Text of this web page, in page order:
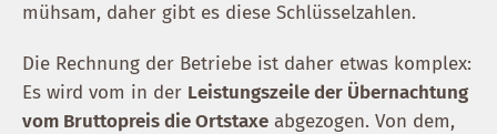
mühsam, daher gibt es diese Schlüsselzahlen.
Die Rechnung der Betriebe ist daher etwas komplex:
Es wird vom in der Leistungszeile der Übernachtung
vom Bruttopreis die Ortstaxe abgezogen. Von dem,